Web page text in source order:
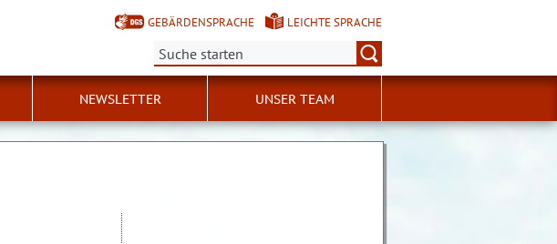
GEBÄRDENSPRACHE
LEICHTE SPRACHE
Suche:
NEWSLETTER UNSER TEAM